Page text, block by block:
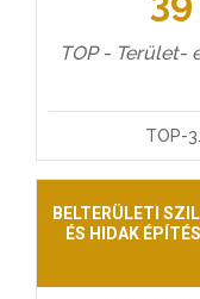
TOP - Terület-
TOP-
BELTERÜLETI
ÉS HIDAK